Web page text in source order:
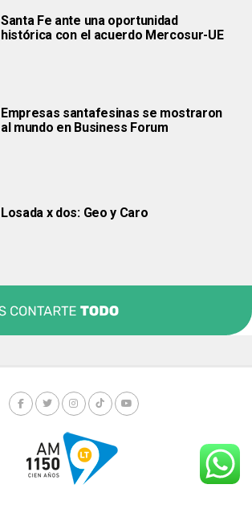
Santa Fe ante una oportunidad
histórica con el acuerdo Mercosur-UE
Empresas santafesinas se mostraron
al mundo en Business Forum
Losada x dos: Geo y Caro